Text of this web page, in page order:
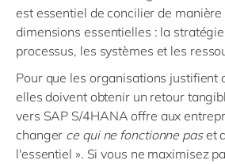
est essentiel de concilier de
dimensions essentielles : la
processus, les systèmes et les
Pour que les organisations justifient
elles doivent obtenir un retour
vers SAP S/4HANA offre aux
changer ce qui ne fonctionne paset
l'essentiel ». Si vous ne maximisez